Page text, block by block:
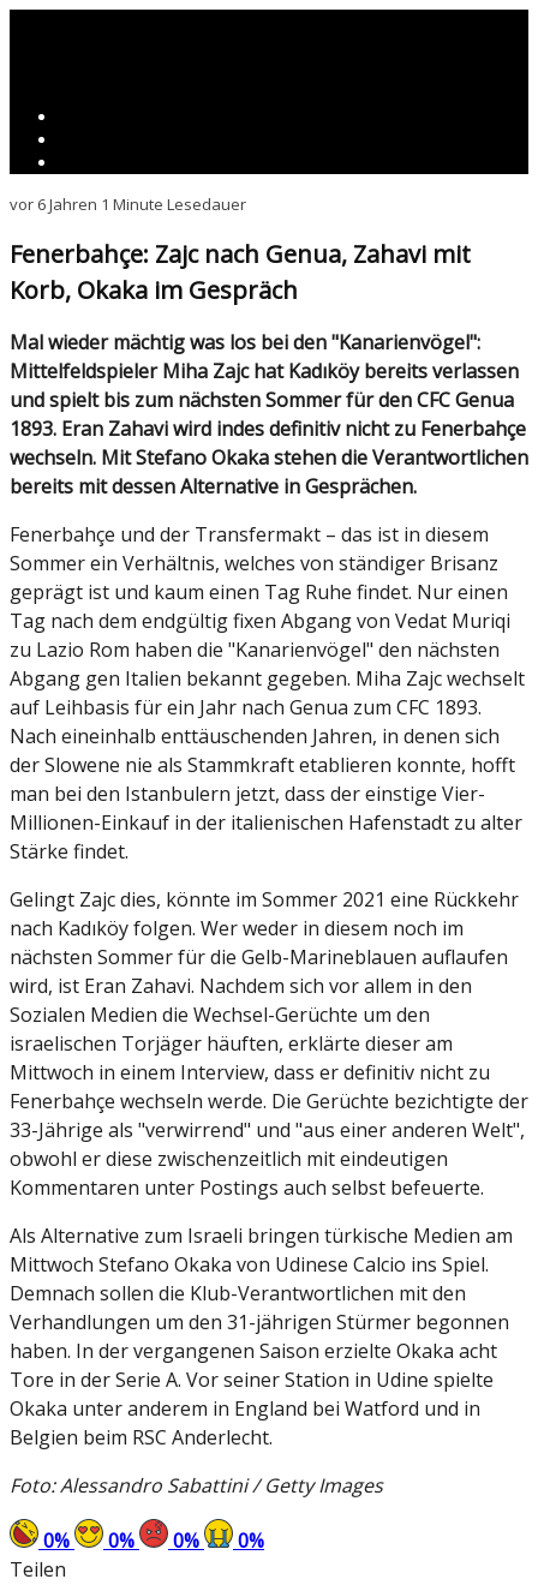
vor 6 Jahren 1 Minute Lesedauer
Fenerbahçe: Zajc nach Genua, Zahavi mit
Korb, Okaka im Gespräch
Mal wieder mächtig was los bei den "Kanarienvögel":
Mittelfeldspieler Miha Zajc hat Kadıköy bereits verlassen
und spielt bis zum nächsten Sommer für den CFC Genua
1893. Eran Zahavi wird indes definitiv nicht zu Fenerbahçe
wechseln. Mit Stefano Okaka stehen die Verantwortlichen
bereits mit dessen Alternative in Gesprächen.
Fenerbahçe und der Transfermakt – das ist in diesem
Sommer ein Verhältnis, welches von ständiger Brisanz
geprägt ist und kaum einen Tag Ruhe findet. Nur einen
Tag nach dem endgültig fixen Abgang von Vedat Muriqi
zu Lazio Rom haben die "Kanarienvögel" den nächsten
Abgang gen Italien bekannt gegeben. Miha Zajc wechselt
auf Leihbasis für ein Jahr nach Genua zum CFC 1893.
Nach eineinhalb enttäuschenden Jahren, in denen sich
der Slowene nie als Stammkraft etablieren konnte, hofft
man bei den Istanbulern jetzt, dass der einstige Vier-
Millionen-Einkauf in der italienischen Hafenstadt zu alter
Stärke findet.
Gelingt Zajc dies, könnte im Sommer 2021 eine Rückkehr
nach Kadıköy folgen. Wer weder in diesem noch im
nächsten Sommer für die Gelb-Marineblauen auflaufen
wird, ist Eran Zahavi. Nachdem sich vor allem in den
Sozialen Medien die Wechsel-Gerüchte um den
israelischen Torjäger häuften, erklärte dieser am
Mittwoch in einem Interview, dass er definitiv nicht zu
Fenerbahçe wechseln werde. Die Gerüchte bezichtigte der
33-Jährige als "verwirrend" und "aus einer anderen Welt",
obwohl er diese zwischenzeitlich mit eindeutigen
Kommentaren unter Postings auch selbst befeuerte.
Als Alternative zum Israeli bringen türkische Medien am
Mittwoch Stefano Okaka von Udinese Calcio ins Spiel.
Demnach sollen die Klub-Verantwortlichen mit den
Verhandlungen um den 31-jährigen Stürmer begonnen
haben. In der vergangenen Saison erzielte Okaka acht
Tore in der Serie A. Vor seiner Station in Udine spielte
Okaka unter anderem in England bei Watford und in
Belgien beim RSC Anderlecht.
Foto: Alessandro Sabattini / Getty Images
0% 0% 0% 0%
Teilen